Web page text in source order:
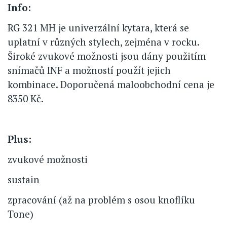
Info:
RG 321 MH je univerzální kytara, která se
uplatní v různých stylech, zejména v rocku.
Široké zvukové možnosti jsou dány použitím
snímačů INF a možností použít jejich
kombinace. Doporučená maloobchodní cena je
8350 Kč.
Plus:
zvukové možnosti
sustain
zpracování (až na problém s osou knoflíku
Tone)